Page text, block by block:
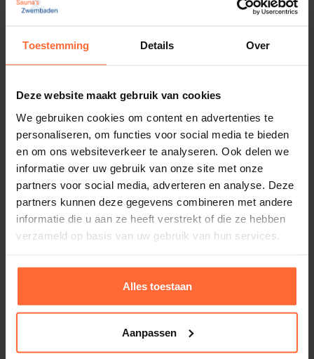
Toestemming Details Over
Deze website maakt gebruik van cookies
We gebruiken cookies om content en advertenties te
personaliseren, om functies voor social media te bieden
en om ons websiteverkeer te analyseren. Ook delen we
informatie over uw gebruik van onze site met onze
partners voor social media, adverteren en analyse. Deze
partners kunnen deze gegevens combineren met andere
informatie die u aan ze heeft verstrekt of die ze hebben
verzameld op basis van uw gebruik van hun services.
Alles toestaan
Aanpassen
Houten luchtschuif, Fichte